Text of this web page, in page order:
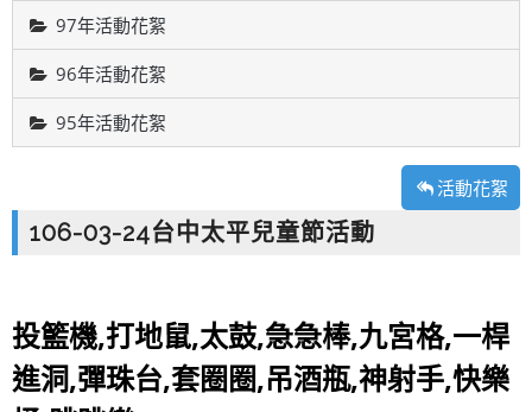
97年活動花絮
96年活動花絮
95年活動花絮
活動花絮
106-03-24台中太平兒童節活動
投籃機,打地鼠,太鼓,急急棒,九宮格,一桿
進洞,彈珠台,套圈圈,吊酒瓶,神射手,快樂